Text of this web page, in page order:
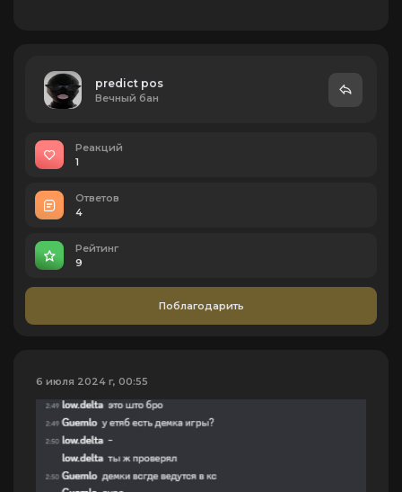
predict pos
Вечный бан
Реакций
1
Ответов
4
Рейтинг
9
Поблагодарить
6 июля 2024 г, 00:55